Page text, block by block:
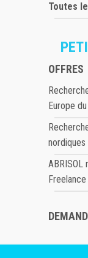
Toutes
OFFRES
Europe
ABRISOL